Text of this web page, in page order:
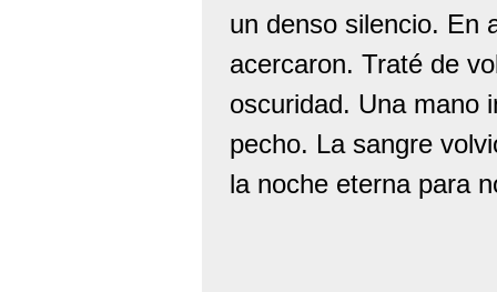
un denso silencio. En
acercaron. Traté de
oscuridad. Una mano
pecho. La sangre
la noche eterna para